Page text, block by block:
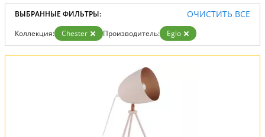
ВЫБРАННЫЕ ФИЛЬТРЫ: ОЧИСТИТЬ ВСЕ
Коллекция: Chester Производитель: Eglo